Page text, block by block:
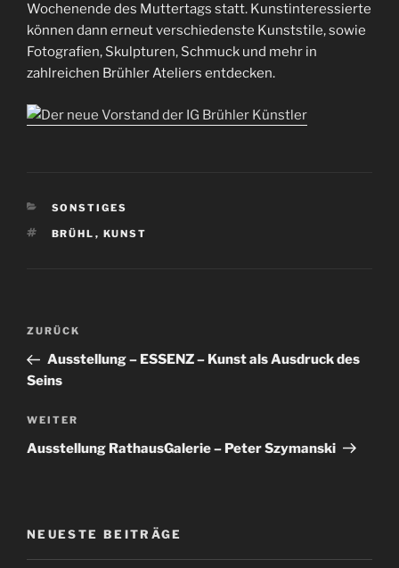
Wochenende des Muttertags statt. Kunstinteressierte
können dann erneut verschiedenste Kunststile, sowie
Fotografien, Skulpturen, Schmuck und mehr in
zahlreichen Brühler Ateliers entdecken.
KATEGORIEN
SONSTIGES
SCHLAGWÖRTER
BRÜHL , KUNST
Beitragsnavigation
Vorheriger
Beitrag
ZURÜCK
Ausstellung – ESSENZ – Kunst als Ausdruck des
Seins
Nächster
Beitrag
WEITER
Ausstellung RathausGalerie – Peter Szymanski
NEUESTE BEITRÄGE